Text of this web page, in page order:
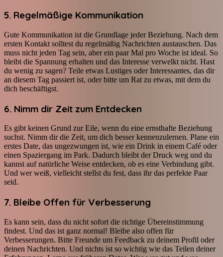
5. Regelmäßige Kommunikation
Gute Kommunikation ist die Grundlage jeder Beziehung. Nach dem
ersten Kontakt solltest du regelmäßig Nachrichten austauschen. Das
muss nicht jeden Tag sein, aber ein paar Mal pro Woche ist ideal. So
bleibt die Spannung erhalten und das Interesse verwelkt nicht. Hast
du wenig zu sagen? Teile etwas Lustiges oder Interessantes, das dir
an diesem Tag passiert ist, oder bitte um Rat zu etwas, mit dem du
dich beschäftigst.
6. Nimm dir Zeit zum Entdecken
Es gibt keinen Grund zur Eile, wenn du eine ernsthafte Beziehung
suchst. Nimm dir die Zeit, um dich besser kennenzulernen. Plane ein
erstes Date, das ungezwungen ist, wie ein Drink in einem Café oder
einen Spaziergang im Park. Dadurch bleibt der Druck weg und du
kannst auf natürliche Weise entdecken, ob es eine Verbindung gibt.
Und wer weiß, vielleicht stellst du fest, dass ihr das perfekte Paar
seid.
7. Bleibe Offen für Verbesserung
Es kann sein, dass du nicht sofort die richtige Übereinstimmung
findest. Und das ist ganz normal! Bleibe also offen für
Verbesserungen. Bitte Freunde um Feedback zu deinem Profil oder
deinen Nachrichten. Und nichts ist so wichtig wie das Teilen deiner